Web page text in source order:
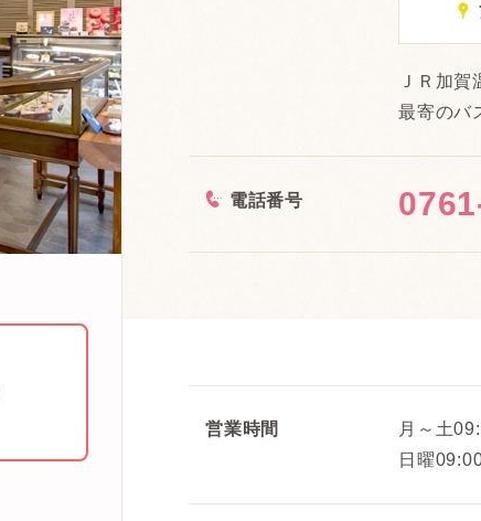
x
ＪＲ加
最寄のバ
< 電話番号
営業時間
月～土
日曜